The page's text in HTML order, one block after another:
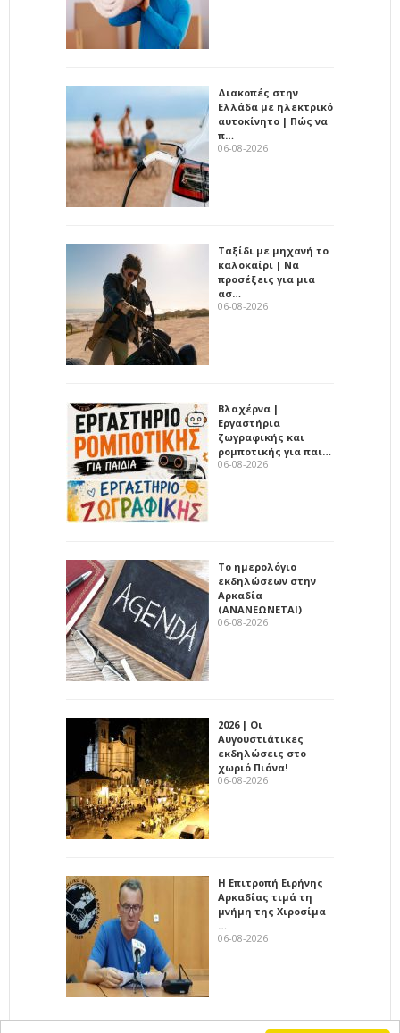
Διακοπές στην
Ελλάδα με ηλεκτρικό
αυτοκίνητο | Πώς να
π…
06-08-2026
Ταξίδι με μηχανή το
καλοκαίρι | Να
προσέξεις για μια
ασ…
06-08-2026
Βλαχέρνα |
Εργαστήρια
ζωγραφικής και
ρομποτικής για παι…
06-08-2026
Το ημερολόγιο
εκδηλώσεων στην
Αρκαδία
(ΑΝΑΝΕΩΝΕΤΑΙ)
06-08-2026
2026 | Οι
Αυγουστιάτικες
εκδηλώσεις στο
χωριό Πιάνα!
06-08-2026
Η Επιτροπή Ειρήνης
Αρκαδίας τιμά τη
μνήμη της Χιροσίμα
…
06-08-2026